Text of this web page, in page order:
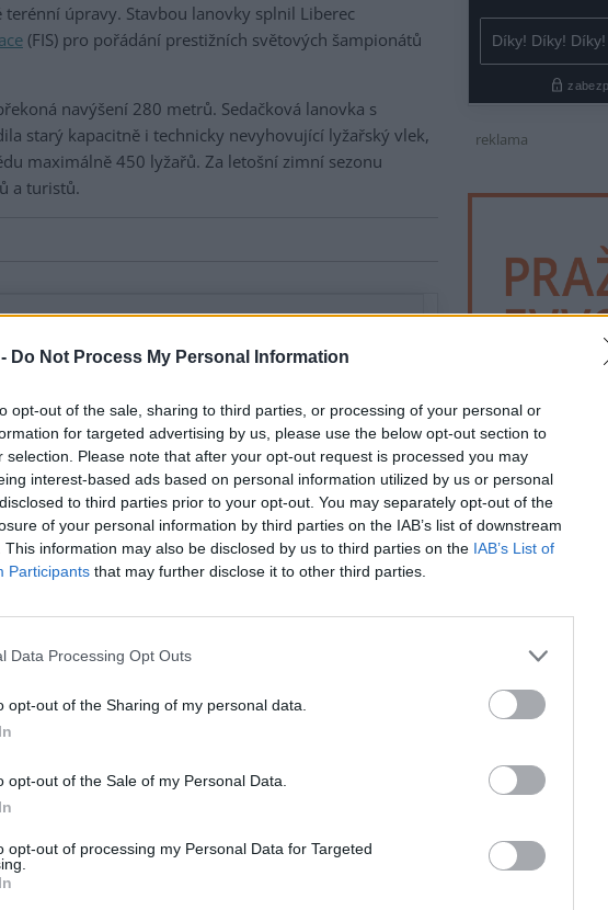
Do Not Process My Personal Information
opt-out of the sale, sharing to third parties, or processing of your personal or
for targeted advertising by us, please use the below opt-out section to
selection. Please note that after your opt-out request is processed you may
interest-based ads based on personal information utilized by us or personal
to third parties prior to your opt-out. You may separately opt-out of the
of your personal information by third parties on the IAB’s list of downstream
This information may also be disclosed by us to third parties on the IAB’s List of
Participants that may further disclose it to other third parties.
Data Processing Opt Outs
opt-out of the Sharing of my personal data.
opt-out of the Sale of my Personal Data.
opt-out of processing my Personal Data for Targeted
úpravy. Stavbou lanovky splnil Liberec
(FIS) pro pořádání prestižních světových šampionátů
navýšení 280 metrů. Sedačková lanovka s
starý kapacitně i technicky nevyhovující lyžařský vlek,
maximálně 450 lyžařů. Za letošní zimní sezonu
a turistů.
a postřehy. Tím, že zde publikujete svůj příspěvek, se ale zároveň
porušení si redakce vyhrazuje právo smazat diskusní příspěvěk
reklama